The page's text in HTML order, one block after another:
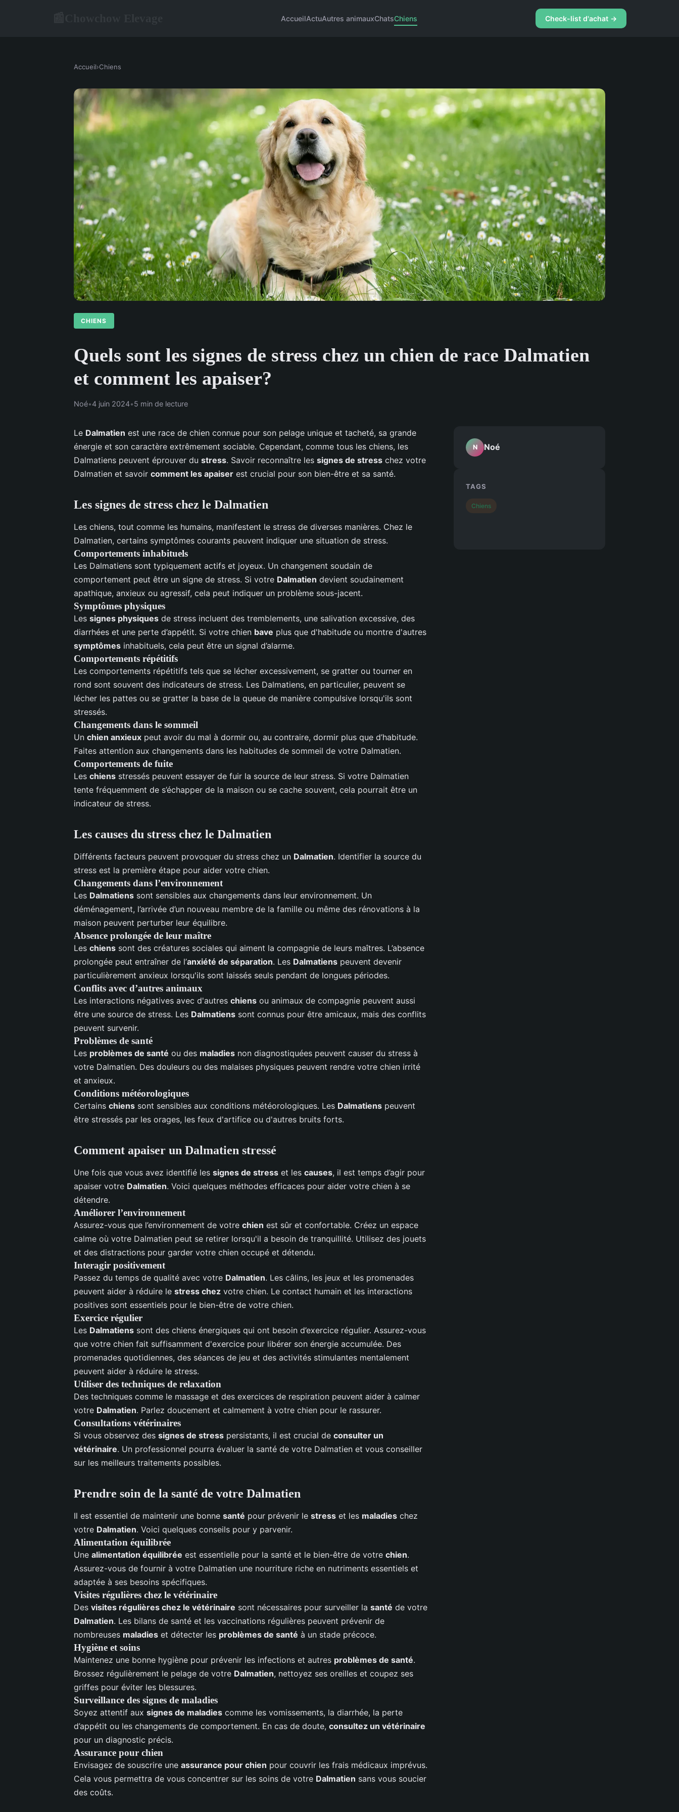
AccueilActuAutres animauxChatsChiens Check-list d'achat →
Accueil›Chiens
CHIENS
Quels sont les signes de stress chez un chien de race Dalmatien
et comment les apaiser?
Noé•4 juin 2024•5 min de lecture
Le Dalmatien est une race de chien connue pour son pelage unique et tacheté, sa grande
énergie et son caractère extrêmement sociable. Cependant, comme tous les chiens, les
Dalmatiens peuvent éprouver du stress. Savoir reconnaître les signes de stress chez votre
Dalmatien et savoir comment les apaiser est crucial pour son bien-être et sa santé.
Les signes de stress chez le Dalmatien
Les chiens, tout comme les humains, manifestent le stress de diverses manières. Chez le
Dalmatien, certains symptômes courants peuvent indiquer une situation de stress.
Comportements inhabituels
Les Dalmatiens sont typiquement actifs et joyeux. Un changement soudain de
comportement peut être un signe de stress. Si votre Dalmatien devient soudainement
apathique, anxieux ou agressif, cela peut indiquer un problème sous-jacent.
Symptômes physiques
Les signes physiques de stress incluent des tremblements, une salivation excessive, des
diarrhées et une perte d’appétit. Si votre chien bave plus que d'habitude ou montre d'autres
symptômes inhabituels, cela peut être un signal d’alarme.
Comportements répétitifs
Les comportements répétitifs tels que se lécher excessivement, se gratter ou tourner en
rond sont souvent des indicateurs de stress. Les Dalmatiens, en particulier, peuvent se
lécher les pattes ou se gratter la base de la queue de manière compulsive lorsqu'ils sont
stressés.
Changements dans le sommeil
Un chien anxieux peut avoir du mal à dormir ou, au contraire, dormir plus que d’habitude.
Faites attention aux changements dans les habitudes de sommeil de votre Dalmatien.
Comportements de fuite
Les chiens stressés peuvent essayer de fuir la source de leur stress. Si votre Dalmatien
tente fréquemment de s’échapper de la maison ou se cache souvent, cela pourrait être un
indicateur de stress.
Les causes du stress chez le Dalmatien
Différents facteurs peuvent provoquer du stress chez un Dalmatien. Identifier la source du
stress est la première étape pour aider votre chien.
Changements dans l’environnement
Les Dalmatiens sont sensibles aux changements dans leur environnement. Un
déménagement, l’arrivée d’un nouveau membre de la famille ou même des rénovations à la
maison peuvent perturber leur équilibre.
Absence prolongée de leur maître
Les chiens sont des créatures sociales qui aiment la compagnie de leurs maîtres. L’absence
prolongée peut entraîner de l’anxiété de séparation. Les Dalmatiens peuvent devenir
particulièrement anxieux lorsqu'ils sont laissés seuls pendant de longues périodes.
Conflits avec d’autres animaux
Les interactions négatives avec d'autres chiens ou animaux de compagnie peuvent aussi
être une source de stress. Les Dalmatiens sont connus pour être amicaux, mais des conflits
peuvent survenir.
Problèmes de santé
Les problèmes de santé ou des maladies non diagnostiquées peuvent causer du stress à
votre Dalmatien. Des douleurs ou des malaises physiques peuvent rendre votre chien irrité
et anxieux.
Conditions météorologiques
Certains chiens sont sensibles aux conditions météorologiques. Les Dalmatiens peuvent
être stressés par les orages, les feux d'artifice ou d'autres bruits forts.
Comment apaiser un Dalmatien stressé
Une fois que vous avez identifié les signes de stress et les causes, il est temps d’agir pour
apaiser votre Dalmatien. Voici quelques méthodes efficaces pour aider votre chien à se
détendre.
Améliorer l’environnement
Assurez-vous que l’environnement de votre chien est sûr et confortable. Créez un espace
calme où votre Dalmatien peut se retirer lorsqu'il a besoin de tranquillité. Utilisez des jouets
et des distractions pour garder votre chien occupé et détendu.
Interagir positivement
Passez du temps de qualité avec votre Dalmatien. Les câlins, les jeux et les promenades
peuvent aider à réduire le stress chez votre chien. Le contact humain et les interactions
positives sont essentiels pour le bien-être de votre chien.
Exercice régulier
Les Dalmatiens sont des chiens énergiques qui ont besoin d’exercice régulier. Assurez-vous
que votre chien fait suffisamment d'exercice pour libérer son énergie accumulée. Des
promenades quotidiennes, des séances de jeu et des activités stimulantes mentalement
peuvent aider à réduire le stress.
Utiliser des techniques de relaxation
Des techniques comme le massage et des exercices de respiration peuvent aider à calmer
votre Dalmatien. Parlez doucement et calmement à votre chien pour le rassurer.
Consultations vétérinaires
Si vous observez des signes de stress persistants, il est crucial de consulter un
vétérinaire. Un professionnel pourra évaluer la santé de votre Dalmatien et vous conseiller
sur les meilleurs traitements possibles.
Prendre soin de la santé de votre Dalmatien
Il est essentiel de maintenir une bonne santé pour prévenir le stress et les maladies chez
votre Dalmatien. Voici quelques conseils pour y parvenir.
Alimentation équilibrée
Une alimentation équilibrée est essentielle pour la santé et le bien-être de votre chien.
Assurez-vous de fournir à votre Dalmatien une nourriture riche en nutriments essentiels et
adaptée à ses besoins spécifiques.
Visites régulières chez le vétérinaire
Des visites régulières chez le vétérinaire sont nécessaires pour surveiller la santé de votre
Dalmatien. Les bilans de santé et les vaccinations régulières peuvent prévenir de
nombreuses maladies et détecter les problèmes de santé à un stade précoce.
Hygiène et soins
Maintenez une bonne hygiène pour prévenir les infections et autres problèmes de santé.
Brossez régulièrement le pelage de votre Dalmatien, nettoyez ses oreilles et coupez ses
griffes pour éviter les blessures.
Surveillance des signes de maladies
Soyez attentif aux signes de maladies comme les vomissements, la diarrhée, la perte
d’appétit ou les changements de comportement. En cas de doute, consultez un vétérinaire
pour un diagnostic précis.
Assurance pour chien
Envisagez de souscrire une assurance pour chien pour couvrir les frais médicaux imprévus.
Cela vous permettra de vous concentrer sur les soins de votre Dalmatien sans vous soucier
des coûts.
N Noé
TAGS
Chiens